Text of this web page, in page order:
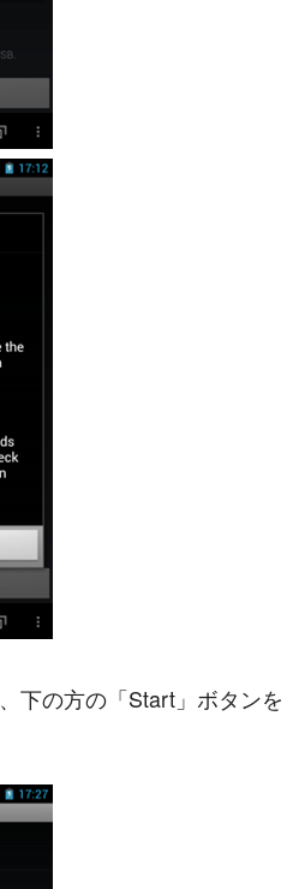
下の方の「Start」ボタンを